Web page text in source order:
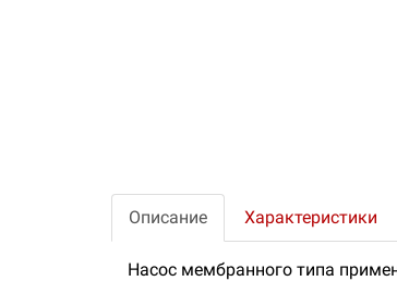
Описание Характеристики
Насос мембранного типа